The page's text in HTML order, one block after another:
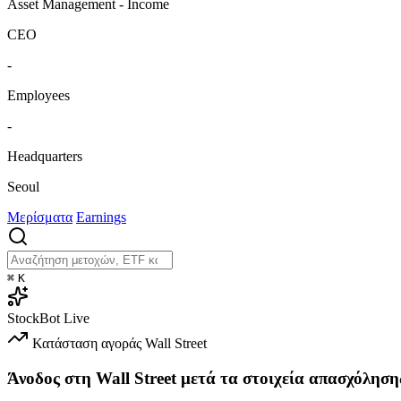
Asset Management - Income
CEO
-
Employees
-
Headquarters
Seoul
Μερίσματα Earnings
⌘ K
StockBot Live
Κατάσταση αγοράς Wall Street
Άνοδος στη Wall Street μετά τα στοιχεία